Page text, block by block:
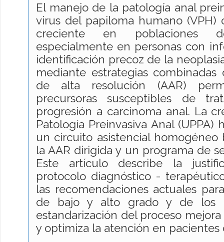
El manejo de la patología anal
virus del papiloma humano (VPH)
creciente en poblaciones
especialmente en personas con
identificación precoz de la
mediante estrategias
de alta resolución (AAR)
precursoras susceptibles de
progresión a carcinoma anal. La
Patología Preinvasiva Anal
un circuito asistencial
la AAR dirigida y un programa de
Este artículo describe la
protocolo diagnóstico -
las recomendaciones actuales
de bajo y alto grado y de los
estandarización del proceso
y optimiza la atención en pacientes